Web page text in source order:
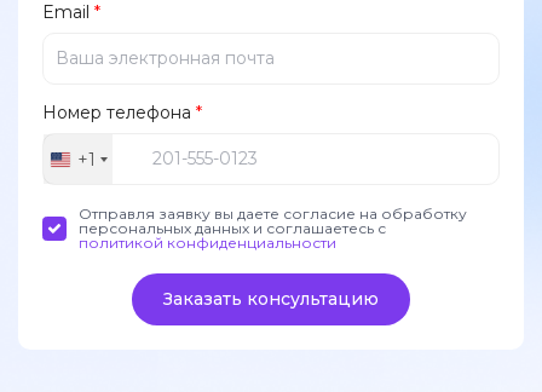
Email *
Номер телефона *
United
+1
+1
Отправля заявку вы даете согласие на обработку
персональных данных и соглашаетесь с
политикой конфиденциальности
Заказать консультацию